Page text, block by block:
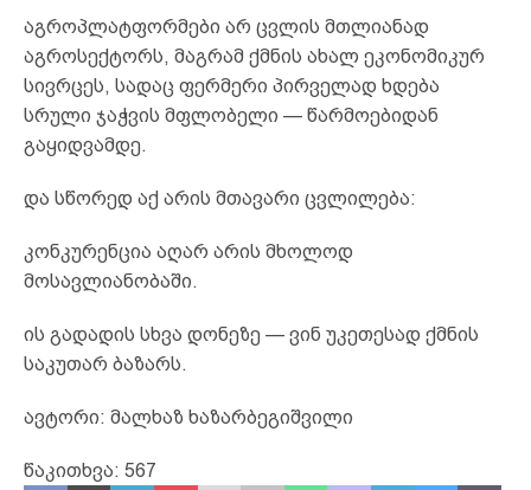
აგროპლატფორმები არ ცვლის მთლიანად
აგროსექტორს, მაგრამ ქმნის ახალ ეკონომიკურ
სივრცეს, სადაც ფერმერი პირველად ხდება
სრული ჯაჭვის მფლობელი — წარმოებიდან
გაყიდვამდე.
და სწორედ აქ არის მთავარი ცვლილება:
კონკურენცია აღარ არის მხოლოდ
მოსავლიანობაში.
ის გადადის სხვა დონეზე — ვინ უკეთესად ქმნის
საკუთარ ბაზარს.
ავტორი: მალხაზ ხაზარბეგიშვილი
წაკითხვა: 567